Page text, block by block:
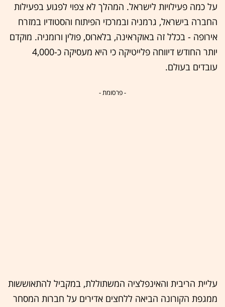
על כמה פעילויות לישראל. המהלך לא צפוי לפגוע בפעילות
החברה בישראל, גרמניה ובמרכזי הפיתוח והסטודיו במזרח
אירופה - בכלל זה באוקראינה, בלארוס, פולין ורומניה. מוקדם
יותר החודש דיווחה פלייטיקה כי היא מעסיקה כ-4,000
עובדים בעולם.
- פרסומת -
עליית הריבית והאינפלציה המשתוללת, במקביל להתאוששות
ממגפת הקורונה הביאה ללחצים אדירים על חברות המסחר